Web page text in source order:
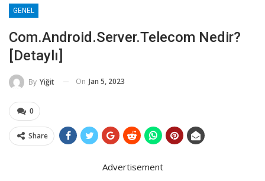
GENEL
Com.Android.server.telecom Nedir?
[Detaylı]
By Yiğit On Jan 5, 2023
0
Share
Advertisement